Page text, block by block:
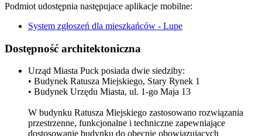
Podmiot udostępnia następujace aplikacje mobilne:
System zgłoszeń dla mieszkańców - Lupe
Dostępność architektoniczna
Urząd Miasta Puck posiada dwie siedziby:
• Budynek Ratusza Miejskiego, Stary Rynek 1
• Budynek Urzędu Miasta, ul. 1-go Maja 13
W budynku Ratusza Miejskiego zastosowano rozwiązania
przestrzenne, funkcjonalne i techniczne zapewniające
dostosowanie budynku do obecnie obowiązujących